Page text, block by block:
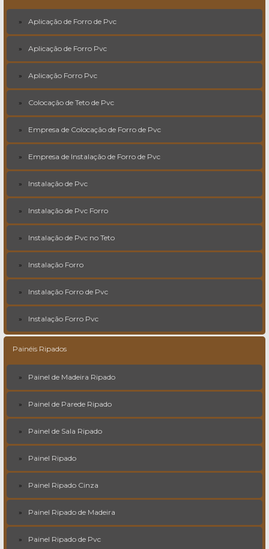
Aplicação de Forro de Pvc
Aplicação de Forro Pvc
Aplicação Forro Pvc
Colocação de Teto de Pvc
Empresa de Colocação de Forro de Pvc
Empresa de Instalação de Forro de Pvc
Instalação de Pvc
Instalação de Pvc Forro
Instalação de Pvc no Teto
Instalação Forro
Instalação Forro de Pvc
Instalação Forro Pvc
Painéis Ripados
Painel de Madeira Ripado
Painel de Parede Ripado
Painel de Sala Ripado
Painel Ripado
Painel Ripado Cinza
Painel Ripado de Madeira
Painel Ripado de Pvc